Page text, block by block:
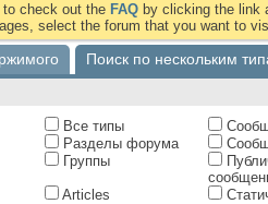
check out the FAQ by clicking the link
select the forum that you want to
Поиск по нескольким
Все типы
Разделы форума
Группы
Articles